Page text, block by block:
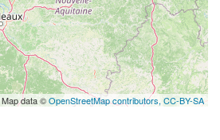
Map data ©OpenStreetMap contributors, CC-BY-SA